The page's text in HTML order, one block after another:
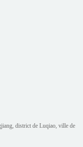
district de Luqiao, ville de